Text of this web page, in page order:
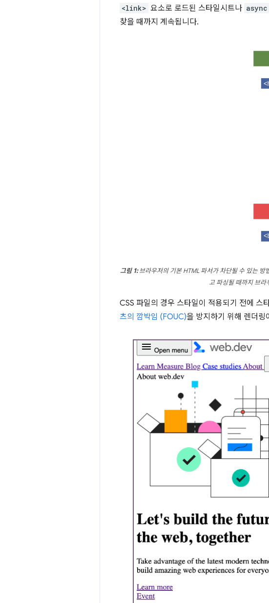
<link> 요소로 로드된 스타일시트나 async
찾을 때까지 계속됩니다.
그림 1:브라우저의 기본 HTML 파서가 차단될 수 있는 방
고 파싱될 때까지 브라
CSS 파일의 경우 스타일이 적용되기 전에 스
츠의 깜박임 (FOUC)을 방지하기 위해 렌더링